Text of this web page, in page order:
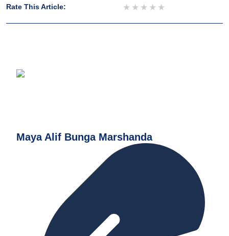
Rate This Article: 4 stars
3 stars
2 stars
1 star
Maya Alif Bunga Marshanda